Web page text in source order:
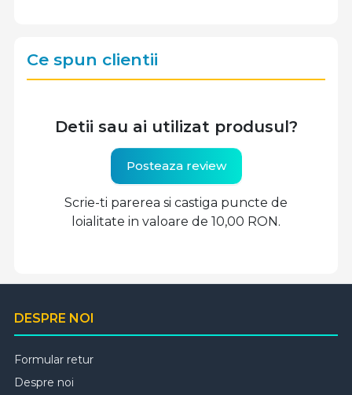
Ce spun clientii
Detii sau ai utilizat produsul?
Posteaza review
Scrie-ti parerea si castiga puncte de
loialitate in valoare de 10,00 RON.
DESPRE NOI
Formular retur
Despre noi